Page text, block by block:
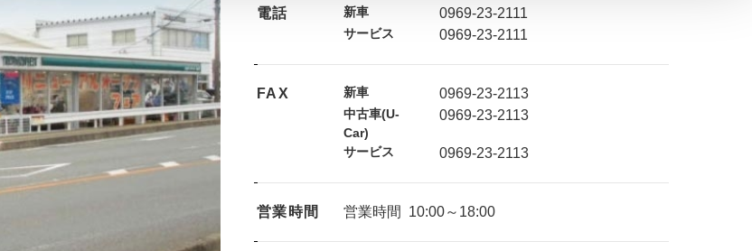
電話 新車 0969-23-2111
サービス 0969-23-2111
FAX 新車 0969-23-2113
中古車(U-
Car)
0969-23-2113
サービス 0969-23-2113
営業時間 営業時間 10:00～18:00